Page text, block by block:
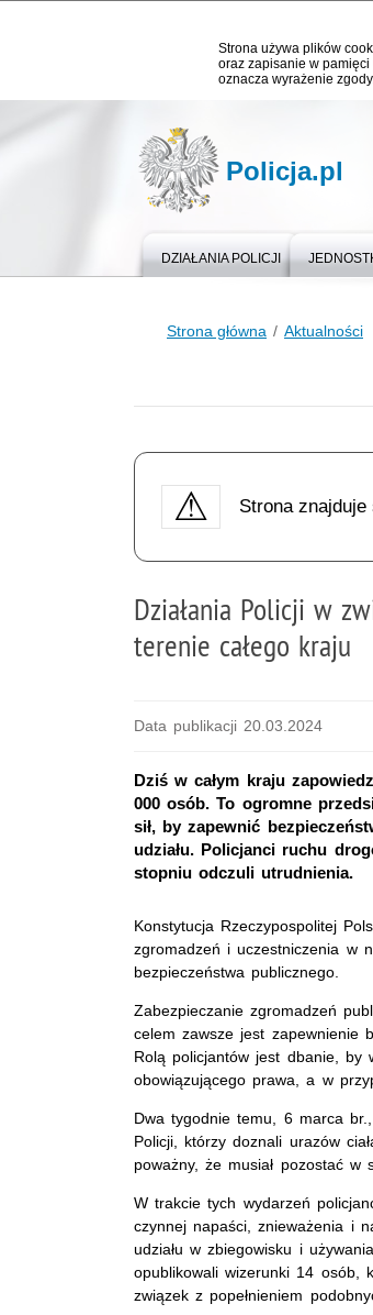
Strona używa plików
oraz zapisanie w
oznacza wyrażenie
Policja.pl
DZIAŁANIA POLICJI
Strona główna Aktualności
Strona
Działania Policji w
terenie całego kraju
Data publikacji 20.03.2024
Dziś w całym kraju
000 osób. To ogromne
sił, by zapewnić
udziału. Policjanci ruchu
stopniu odczuli utrudnienia.
Konstytucja Rzeczypospolitej
zgromadzeń i uczestniczenia w
bezpieczeństwa publicznego.
Zabezpieczanie zgromadzeń
celem zawsze jest zapewnienie
Rolą policjantów jest dbanie, by
obowiązującego prawa, a w
Dwa tygodnie temu, 6 marca
Policji, którzy doznali urazów
poważny, że musiał pozostać w
W trakcie tych wydarzeń
czynnej napaści, znieważenia i
udziału w zbiegowisku i
opublikowali wizerunki 14 osób,
związek z popełnieniem